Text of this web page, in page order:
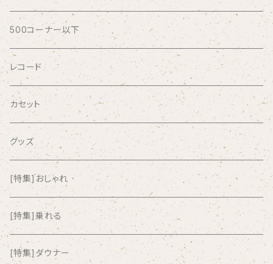
AFRICA
AGU
AIRCRAFT
airlie
AKUTAGAWA FANCLUB
ALKASILKA
all about paradise
500コーナー以下
レコード
カセット
グッズ
[特集]おしゃれ
[特集]乗れる
[特集]ダウナー